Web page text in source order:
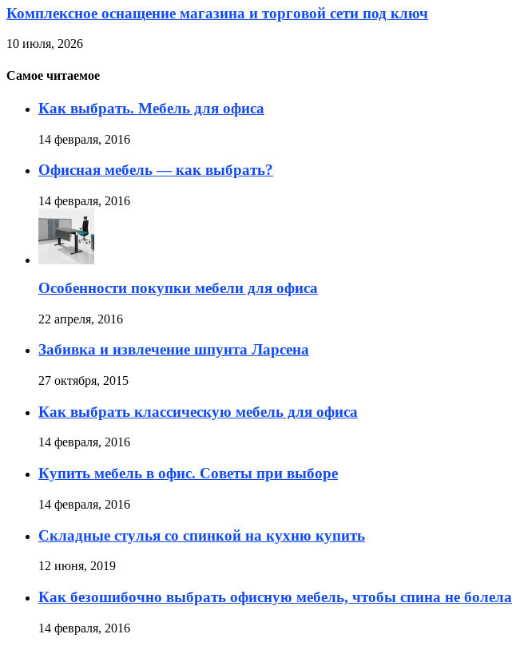
Комплексное оснащение магазина и торговой сети под ключ
10 июля, 2026
Самое читаемое
Как выбрать. Мебель для офиса
14 февраля, 2016
Офисная мебель — как выбрать?
14 февраля, 2016
Особенности покупки мебели для офиса
22 апреля, 2016
Забивка и извлечение шпунта Ларсена
27 октября, 2015
Как выбрать классическую мебель для офиса
14 февраля, 2016
Купить мебель в офис. Советы при выборе
14 февраля, 2016
Складные стулья со спинкой на кухню купить
12 июня, 2019
Как безошибочно выбрать офисную мебель, чтобы спина не болела
14 февраля, 2016